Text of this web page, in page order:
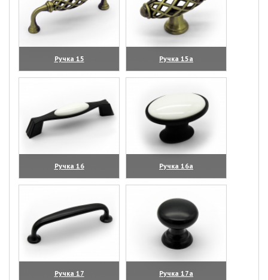
Ручка 15
(увеличить)
Ручка 15а
(увеличить)
Ручка 16
(увеличить)
Ручка 16а
(увеличить)
Ручка 17
Ручка 17а